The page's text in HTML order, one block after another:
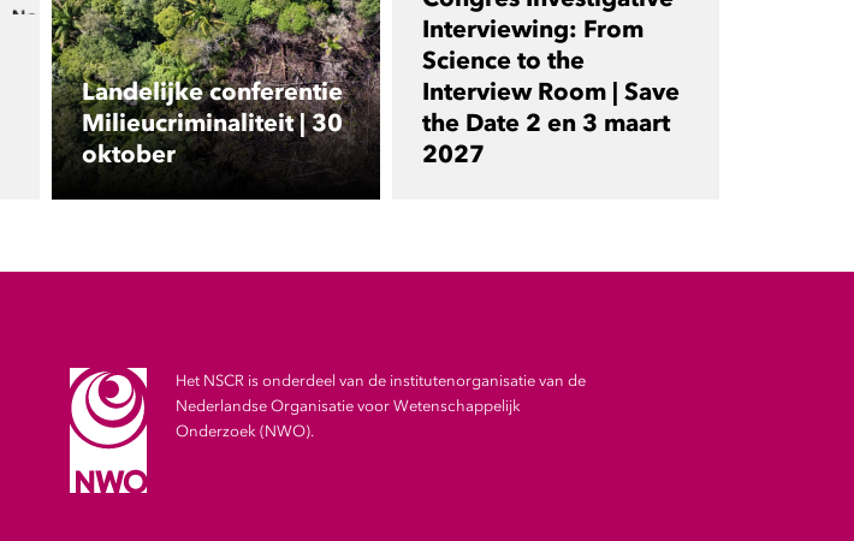
Landelijke conferentie
Milieucriminaliteit | 30
oktober
Interviewing: From
Science to the
Interview Room | Save
the Date 2 en 3 maart
2027
Het NSCR is onderdeel van de institutenorganisatie van de
Nederlandse Organisatie voor Wetenschappelijk
Onderzoek (NWO).